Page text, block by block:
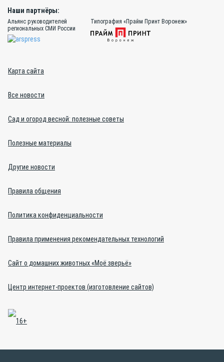
Наши партнёры:
Альянс руководителей
региональных СМИ России
Типография «Прайм Принт Воронеж»
Карта сайта
Все новости
Сад и огород весной: полезные советы
Полезные материалы
Другие новости
Правила общения
Политика конфиденциальности
Правила применения рекомендательных технологий
Сайт о домашних животных «Моё зверьё»
Центр интернет-проектов (изготовление сайтов)